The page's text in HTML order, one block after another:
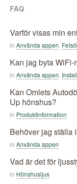
FAQ
Varför visas min
in Använda appen,
Kan jag byta WiFi-
in Använda appen,
Kan Omlets
Up hönshus?
in Produktinformation
Behöver jag ställa
in Använda appen
Vad är det för
in Hönshusljus